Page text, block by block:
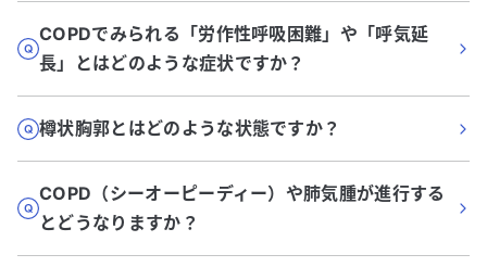
COPDでみられる「労作性呼吸困難」や「呼気延
長」とはどのような症状ですか？
樽状胸郭とはどのような状態ですか？
COPD（シーオーピーディー）や肺気腫が進行する
とどうなりますか？